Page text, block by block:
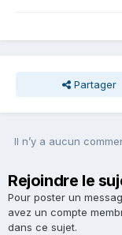
Partager
Il n’y a aucun
Rejoindre le
Pour poster un
avez un compte
dans ce sujet.